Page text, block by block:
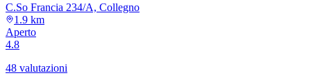
C.So Francia 234/A, Collegno
1.9 km
Aperto
4.8
48 valutazioni